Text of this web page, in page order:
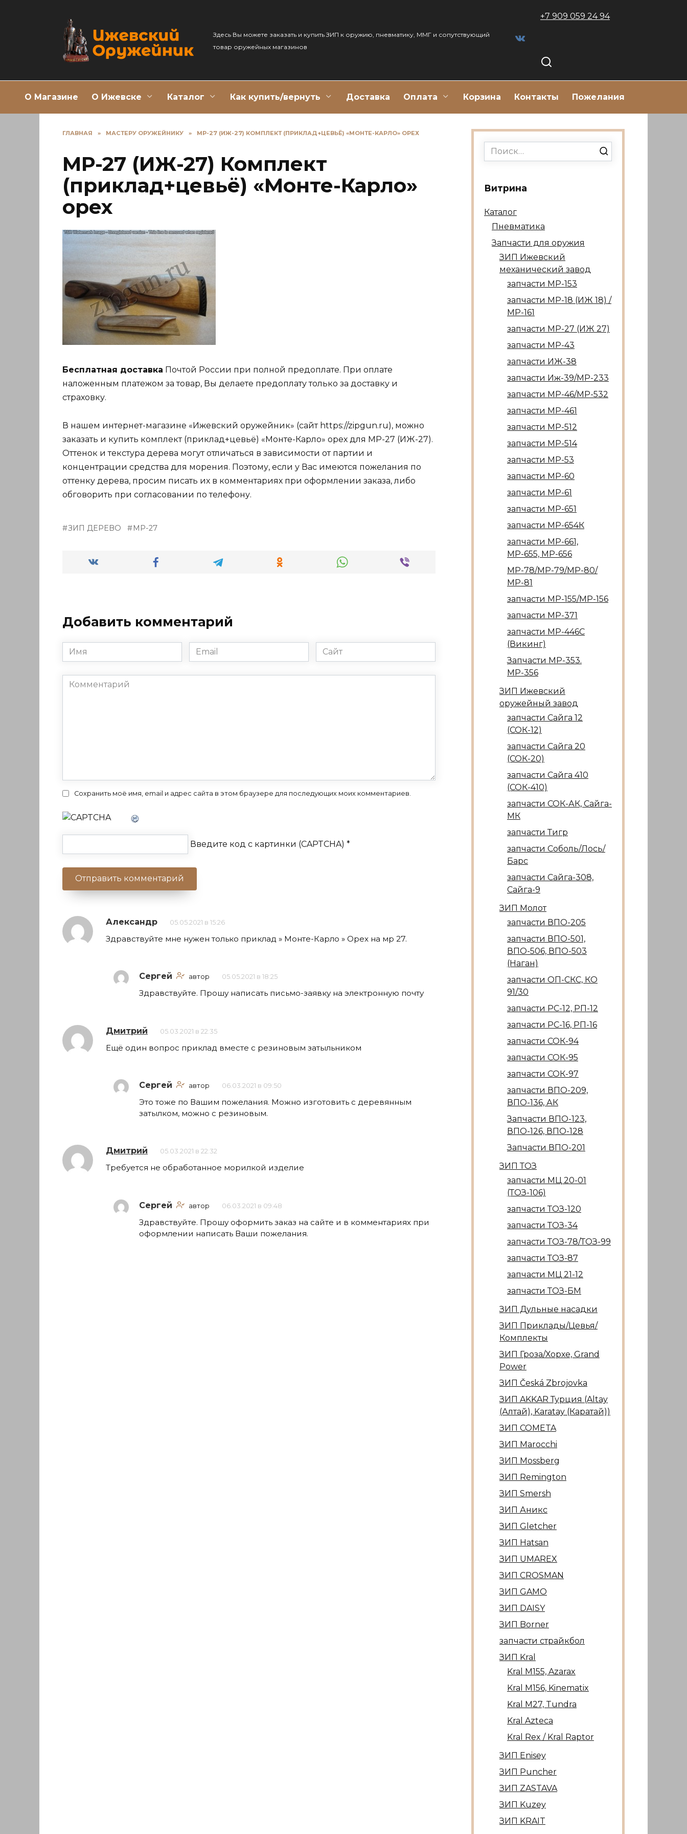
Здесь Вы можете заказать и купить ЗИП к оружию, пневматику, ММГ и сопутствующий
товар оружейных магазинов
+7 909 059 24 94
О Магазине О Ижевске Каталог Как купить/вернуть Доставка Оплата Корзина Контакты Пожелания
ГЛАВНАЯ » МАСТЕРУ ОРУЖЕЙНИКУ » МР-27 (ИЖ-27) КОМПЛЕКТ (ПРИКЛАД+ЦЕВЬЁ) «МОНТЕ-КАРЛО» ОРЕХ
МР-27 (ИЖ-27) Комплект
(приклад+цевьё) «Монте-Карло»
орех
Бесплатная доставка Почтой России при полной предоплате. При оплате
наложенным платежом за товар, Вы делаете предоплату только за доставку и
страховку.
В нашем интернет-магазине «Ижевский оружейник» (сайт https://zipgun.ru), можно
заказать и купить комплект (приклад+цевьё) «Монте-Карло» орех для МР-27 (ИЖ-27).
Оттенок и текстура дерева могут отличаться в зависимости от партии и
концентрации средства для морения. Поэтому, если у Вас имеются пожелания по
оттенку дерева, просим писать их в комментариях при оформлении заказа, либо
обговорить при согласовании по телефону.
ЗИП ДЕРЕВО МР-27
Добавить комментарий
Имя
*
Email
*
Сайт
Комментарий
Сохранить моё имя, email и адрес сайта в этом браузере для последующих моих комментариев.
Введите код с картинки (CAPTCHA) *
Александр 05.05.2021 в 15:26
Здравствуйте мне нужен только приклад » Монте-Карло » Орех на мр 27.
Сергей автор 05.05.2021 в 18:25
Здравствуйте. Прошу написать письмо-заявку на электронную почту
Дмитрий 05.03.2021 в 22:35
Ещë один вопрос приклад вместе с резиновым затыльником
Сергей автор 06.03.2021 в 09:50
Это тоже по Вашим пожелания. Можно изготовить с деревянным
затылком, можно с резиновым.
Дмитрий 05.03.2021 в 22:32
Требуется не обработанное морилкой изделие
Сергей автор 06.03.2021 в 09:48
Здравствуйте. Прошу оформить заказ на сайте и в комментариях при
оформлении написать Ваши пожелания.
Search
for:
Витрина
Каталог
Пневматика
Запчасти для оружия
ЗИП Ижевский
механический завод
запчасти МР-153
запчасти МР-18 (ИЖ 18) /
МР-161
запчасти МР-27 (ИЖ 27)
запчасти МР-43
запчасти ИЖ-38
запчасти Иж-39/МР-233
запчасти МР-46/МР-532
запчасти МР-461
запчасти МР-512
запчасти МР-514
запчасти МР-53
запчасти МР-60
запчасти МР-61
запчасти МР-651
запчасти МР-654К
запчасти МР-661,
МР-655, МР-656
МР-78/МР-79/МР-80/
МР-81
запчасти МР-155/МР-156
запчасти МР-371
запчасти МР-446С
(Викинг)
Запчасти МР-353.
МР-356
ЗИП Ижевский
оружейный завод
запчасти Сайга 12
(СОК-12)
запчасти Сайга 20
(СОК-20)
запчасти Сайга 410
(СОК-410)
запчасти СОК-АК, Сайга-
МК
запчасти Тигр
запчасти Соболь/Лось/
Барс
запчасти Сайга-308,
Сайга-9
ЗИП Молот
запчасти ВПО-205
запчасти ВПО-501,
ВПО-506, ВПО-503
(Наган)
запчасти ОП-СКС, КО
91/30
запчасти РС-12, РП-12
запчасти РС-16, РП-16
запчасти СОК-94
запчасти СОК-95
запчасти СОК-97
запчасти ВПО-209,
ВПО-136, АК
Запчасти ВПО-123,
ВПО-126, ВПО-128
Запчасти ВПО-201
ЗИП ТОЗ
запчасти МЦ 20-01
(ТОЗ-106)
запчасти ТОЗ-120
запчасти ТОЗ-34
запчасти ТОЗ-78/ТОЗ-99
запчасти ТОЗ-87
запчасти МЦ 21-12
запчасти ТОЗ-БМ
ЗИП Дульные насадки
ЗИП Приклады/Цевья/
Комплекты
ЗИП Гроза/Хорхе, Grand
Power
ЗИП Česká Zbrojovka
ЗИП AKKAR Турция (Altay
(Алтай), Karatay (Каратай))
ЗИП COMETA
ЗИП Marocсhi
ЗИП Mossberg
ЗИП Remington
ЗИП Smersh
ЗИП Аникс
ЗИП Gletcher
ЗИП Hatsan
ЗИП UMAREX
ЗИП CROSMAN
ЗИП GAMO
ЗИП DAISY
ЗИП Borner
запчасти страйкбол
ЗИП Kral
Kral М155, Azarax
Kral М156, Kinematix
Kral М27, Tundra
Kral Azteca
Kral Rex / Kral Raptor
ЗИП Enisey
ЗИП Puncher
ЗИП ZASTAVA
ЗИП Kuzey
ЗИП KRAIT